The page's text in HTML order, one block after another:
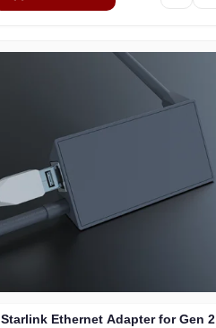
Starlink Ethernet Adapter for Gen 2